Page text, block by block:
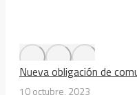
Nueva obligación de
10 octubre, 2023